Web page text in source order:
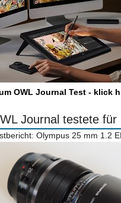
OWL Journal Test - klick
Journal testete für
Olympus 25 mm 1.2